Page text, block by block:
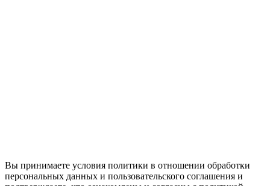
Вы принимаете условия политики в отношении обработки
персональных данных и пользовательского соглашения и